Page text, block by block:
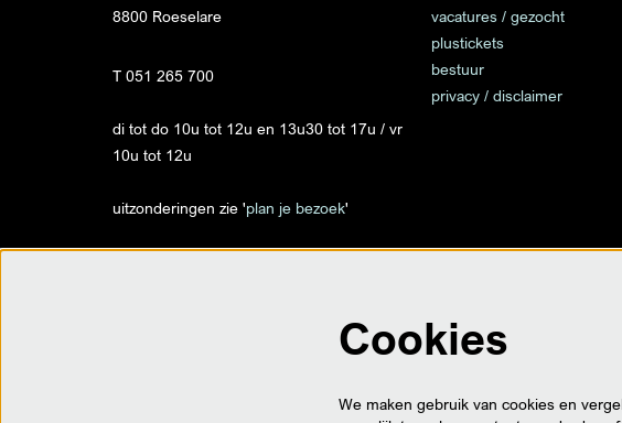
8800 Roeselare
T 051 265 700
di tot do 10u tot 12u en 13u30 tot 17u / vr
10u tot 12u
uitzonderingen zie 'plan je bezoek'
Villa Vandewalle - Meensesteenweg 156 -
vacatures / gezocht
plustickets
bestuur
privacy / disclaimer
Cookies
We maken gebruik van cookies en